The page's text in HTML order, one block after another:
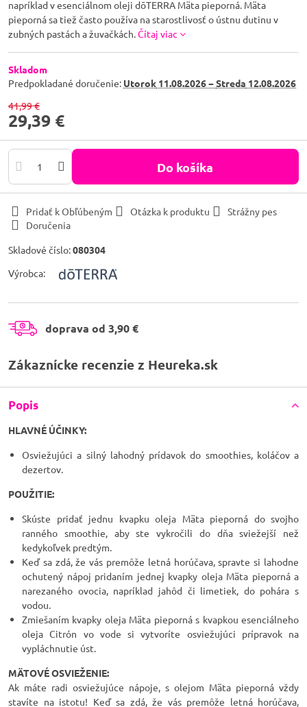
napríklad v esenciálnom oleji dōTERRA Mäta pieporná. Mäta
pieporná sa tiež často používa na starostlivosť o ústnu dutinu v
zubných pastách a žuvačkách.Čítaj viac
Skladom
Predpokladané doručenie: Utorok 11.08.2026 −Streda 12.08.2026
41,99 €
29,39 €
Do košíka
Pridať k Obľúbeným Otázka k produktu
Strážny pes
Doručenia
Skladové číslo:080304
Výrobca:
doprava od 3,90 €
Zákaznícke recenzie z Heureka.sk
Popis
HLAVNÉ ÚČINKY:
Osviežujúci a silný lahodný prídavok do smoothies, koláčov a
dezertov.
POUŽITIE:
Skúste pridať jednu kvapku oleja Mäta pieporná do svojho
ranného smoothie, aby ste vykročili do dňa sviežejší než
kedykoľvek predtým.
Keď sa zdá, že vás premôže letná horúčava, spravte si lahodne
ochutený nápoj pridaním jednej kvapky oleja Mäta pieporná a
narezaného ovocia, napríklad jahôd či limetiek, do pohára s
vodou.
Zmiešaním kvapky oleja Mäta pieporná s kvapkou esenciálneho
oleja Citrón vo vode si vytvoríte osviežujúci prípravok na
vypláchnutie úst.
MÄTOVÉ OSVIEŽENIE:
Ak máte radi osviežujúce nápoje, s olejom Mäta pieporná vždy
stavíte na istotu! Keď sa zdá, že vás premôže letná horúčava,